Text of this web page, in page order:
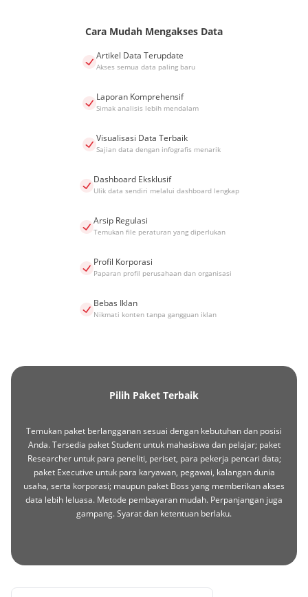
Cara Mudah Mengakses Data
Artikel Data Terupdate
Akses semua data paling baru
Laporan Komprehensif
Simak analisis lebih mendalam
Visualisasi Data Terbaik
Sajian data dengan infografis menarik
Dashboard Eksklusif
Ulik data sendiri melalui dashboard lengkap
Arsip Regulasi
Temukan file peraturan yang diperlukan
Profil Korporasi
Paparan profil perusahaan dan organisasi
Bebas Iklan
Nikmati konten tanpa gangguan iklan
Pilih Paket Terbaik
Temukan paket berlangganan sesuai dengan kebutuhan dan posisi
Anda. Tersedia paket Student untuk mahasiswa dan pelajar; paket
Researcher untuk para peneliti, periset, para pekerja pencari data;
paket Executive untuk para karyawan, pegawai, kalangan dunia
usaha, serta korporasi; maupun paket Boss yang memberikan akses
data lebih leluasa. Metode pembayaran mudah. Perpanjangan juga
gampang. Syarat dan ketentuan berlaku.